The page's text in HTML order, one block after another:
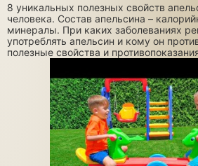
8 уникальных полезных свойств
человека. Состав апельсина –
минералы. При каких заболеваниях
употреблять апельсин и кому он
полезные свойства и